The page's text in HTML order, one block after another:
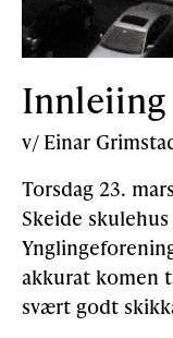
Innleiing
v/ Einar
Torsdag 23.
Skeide
akkurat komen
svært godt